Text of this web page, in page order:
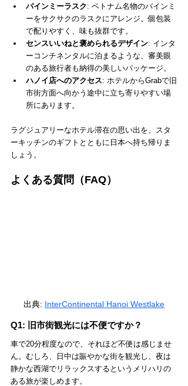
バインミーラスク: ベトナム名物のバインミ
ーをサクサクのラスクにアレンジ。個包装
で配りやすく、味も抜群です。
センスいいねと褒められるデザイン: インタ
ーコンチネンタルに泊まるような、審美眼
のある旅行者も納得の美しいパッケージ。
ハノイ店へのアクセス: ホテルからGrabで旧
市街方面へ向かう途中に立ち寄りやすい場
所にあります。
ラグジュアリーなホテル滞在の思い出を、スタ
ーキッチンのギフトとともに日本へ持ち帰りま
しょう。
よくある質問（FAQ）
出典: InterContinental Hanoi Westlake
Q1: 旧市街観光には不便ですか？
車で20分程度なので、それほど不便は感じませ
ん。むしろ、日中は賑やかな街を観光し、夜は
静かな西湖でリラックスするというメリハリの
ある旅が楽しめます。